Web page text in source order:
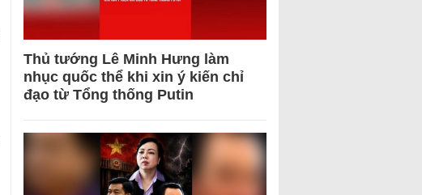
Thủ tướng Lê Minh Hưng làm
nhục quốc thể khi xin ý kiến chỉ
đạo từ Tổng thống Putin